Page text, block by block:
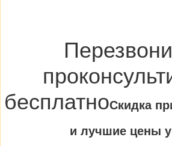
бесплатноCкидка
и лучшие цены у